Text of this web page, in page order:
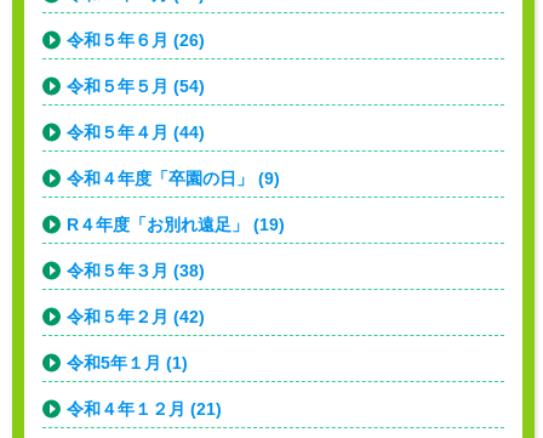
令和５年６月 (26)
令和５年５月 (54)
令和５年４月 (44)
令和４年度「卒園の日」 (9)
R４年度「お別れ遠足」 (19)
令和５年３月 (38)
令和５年２月 (42)
令和5年１月 (1)
令和４年１２月 (21)